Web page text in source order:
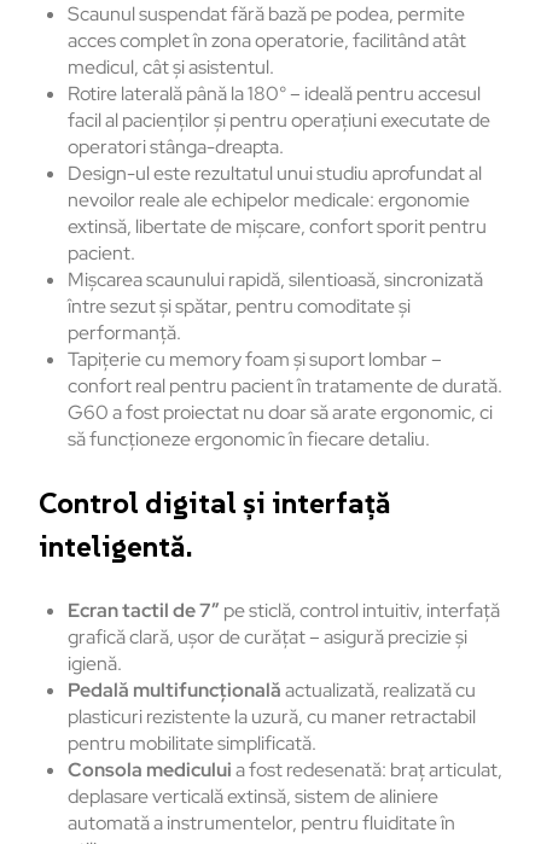
Scaunul suspendat fără bază pe podea, permite
acces complet în zona operatorie, facilitând atât
medicul, cât şi asistentul.
Rotire laterală până la 180° – ideală pentru accesul
facil al pacienţilor şi pentru operaţiuni executate de
operatori stânga-dreapta.
Design-ul este rezultatul unui studiu aprofundat al
nevoilor reale ale echipelor medicale: ergonomie
extinsă, libertate de mişcare, confort sporit pentru
pacient.
Mişcarea scaunului rapidă, silentioasă, sincronizată
între sezut şi spătar, pentru comoditate şi
performanţă.
Tapițerie cu memory foam și suport lombar –
confort real pentru pacient în tratamente de durată.
G60 a fost proiectat nu doar să arate ergonomic, ci
să funcționeze ergonomic în fiecare detaliu.
Control digital și interfaţă
inteligentă.
Ecran tactil de 7″ pe sticlă, control intuitiv, interfaţă
grafică clară, uşor de curăţat – asigură precizie şi
igienă.
Pedală multifuncţionalăactualizată, realizată cu
plasticuri rezistente la uzură, cu maner retractabil
pentru mobilitate simplificată.
Consola mediculuia fost redesenată: braţ articulat,
deplasare verticală extinsă, sistem de aliniere
automată a instrumentelor, pentru fluiditate în